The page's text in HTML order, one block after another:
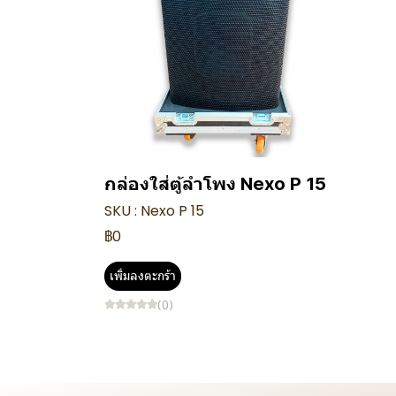
กล่องใส่ตู้ลำโพง Nexo P 15
SKU : Nexo P 15
฿0
เพิ่มลงตะกร้า
(0)